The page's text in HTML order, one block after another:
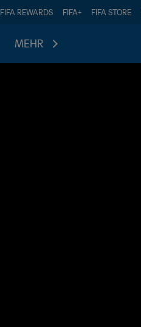
FIFA REWARDS FIFA+ FIFA STORE
MEHR